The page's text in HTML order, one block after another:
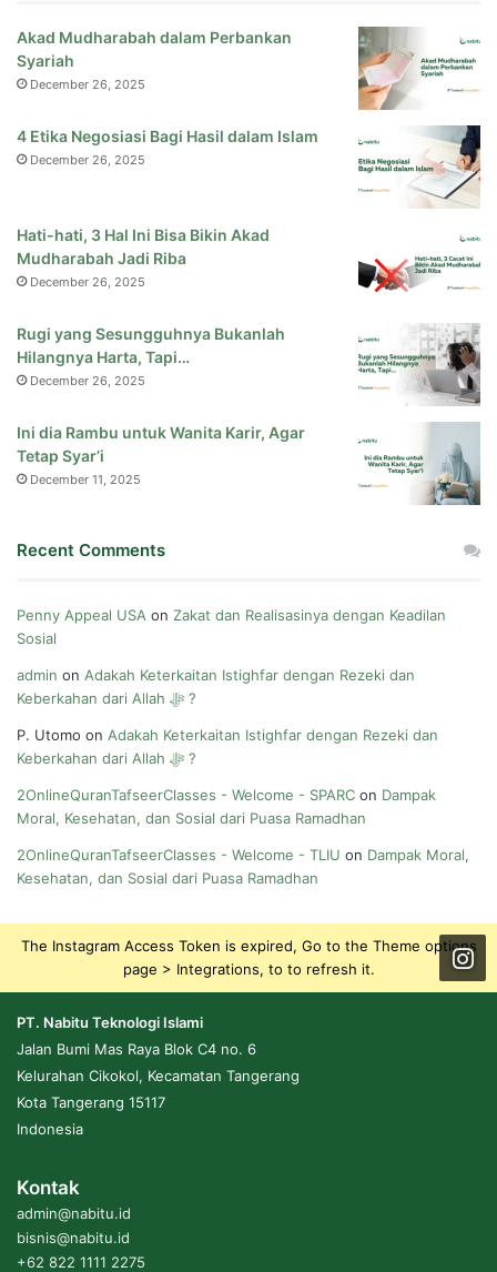
Akad Mudharabah dalam Perbankan
Syariah
December 26, 2025
4 Etika Negosiasi Bagi Hasil dalam Islam
December 26, 2025
Hati-hati, 3 Hal Ini Bisa Bikin Akad
Mudharabah Jadi Riba
December 26, 2025
Rugi yang Sesungguhnya Bukanlah
Hilangnya Harta, Tapi…
December 26, 2025
Ini dia Rambu untuk Wanita Karir, Agar
Tetap Syar’i
December 11, 2025
Recent Comments
Penny Appeal USA on Zakat dan Realisasinya dengan Keadilan
Sosial
admin on Adakah Keterkaitan Istighfar dengan Rezeki dan
Keberkahan dari Allah ﷻ ?
P. Utomo on Adakah Keterkaitan Istighfar dengan Rezeki dan
Keberkahan dari Allah ﷻ ?
2OnlineQuranTafseerClasses - Welcome - SPARC on Dampak
Moral, Kesehatan, dan Sosial dari Puasa Ramadhan
2OnlineQuranTafseerClasses - Welcome - TLIU on Dampak Moral,
Kesehatan, dan Sosial dari Puasa Ramadhan
The Instagram Access Token is expired, Go to the Theme options
page > Integrations, to to refresh it.
PT. Nabitu Teknologi Islami
Jalan Bumi Mas Raya Blok C4 no. 6
Kelurahan Cikokol, Kecamatan Tangerang
Kota Tangerang 15117
Indonesia
Kontak
admin@nabitu.id
bisnis@nabitu.id
+62 822 1111 2275